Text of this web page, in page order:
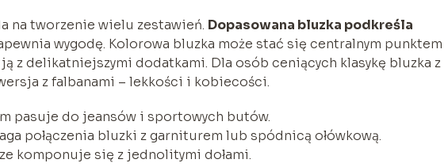
na tworzenie wielu zestawień. Dopasowana bluzka podkreśla
wygodę. Kolorowa bluzka może stać się centralnym punktem
z delikatniejszymi dodatkami. Dla osób ceniących klasykę bluzka z
z falbanami – lekkości i kobiecości.
pasuje do jeansów i sportowych butów.
połączenia bluzki z garniturem lub spódnicą ołówkową.
komponuje się z jednolitymi dołami.